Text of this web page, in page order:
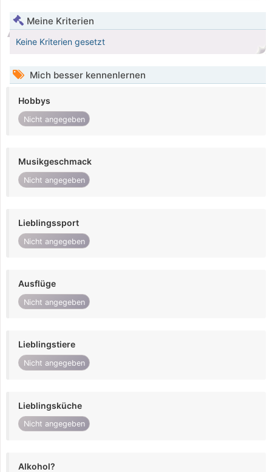
Meine Kriterien
Keine Kriterien gesetzt
Mich besser kennenlernen
Hobbys
Nicht angegeben
Musikgeschmack
Nicht angegeben
Lieblingssport
Nicht angegeben
Ausflüge
Nicht angegeben
Lieblingstiere
Nicht angegeben
Lieblingsküche
Nicht angegeben
Alkohol?